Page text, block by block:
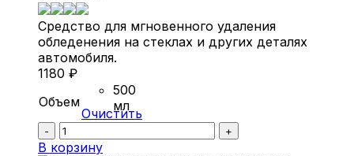
Средство для мгновенного удаления
обледенения на стеклах и других деталях
автомобиля.
1180 ₽
Объем
500
мл
Очистить
Количество
АНТИЛЁД
- +
В корзину